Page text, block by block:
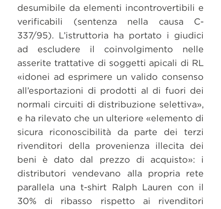
desumibile da elementi incontrovertibili e
verificabili (sentenza nella causa C-
337/95). L’istruttoria ha portato i giudici
ad escludere il coinvolgimento nelle
asserite trattative di soggetti apicali di RL
«idonei ad esprimere un valido consenso
all’esportazioni di prodotti al di fuori dei
normali circuiti di distribuzione selettiva»,
e ha rilevato che un ulteriore «elemento di
sicura riconoscibilità da parte dei terzi
rivenditori della provenienza illecita dei
beni è dato dal prezzo di acquisto»: i
distributori vendevano alla propria rete
parallela una t-shirt Ralph Lauren con il
30% di ribasso rispetto ai rivenditori